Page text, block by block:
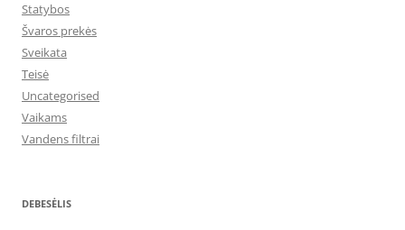
Statybos
Švaros prekės
Sveikata
Teisė
Uncategorised
Vaikams
Vandens filtrai
DEBESĖLIS